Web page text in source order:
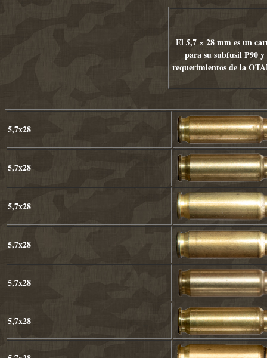
El5,7 × 28 mm es un
para su subfusil P90
requerimientos de la
5,7x28
5,7x28
5,7x28
5,7x28
5,7x28
5,7x28